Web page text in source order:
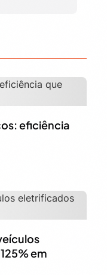
eficiência
em